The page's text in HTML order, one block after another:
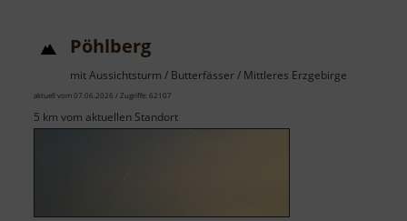
Pöhlberg
mit Aussichtsturm / Butterfässer / Mittleres Erzgebirge
aktuell vom 07.06.2026 / Zugriffe: 62107
5 km vom aktuellen Standort